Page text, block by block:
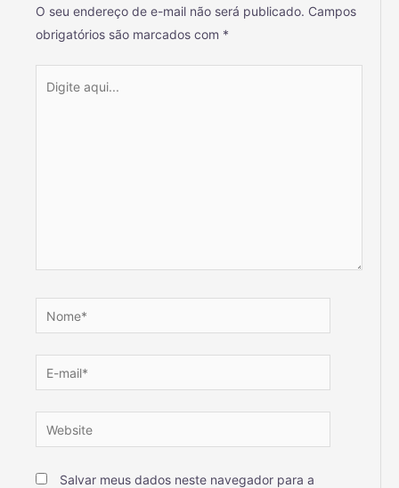
O seu endereço de e-mail não será publicado. Campos
obrigatórios são marcados com *
Salvar meus dados neste navegador para a